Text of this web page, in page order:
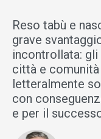
Reso tabù e
grave
incontrollata:
città e
letteralmente
con
e per il